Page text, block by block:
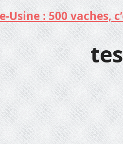
Usine : 500 vaches,